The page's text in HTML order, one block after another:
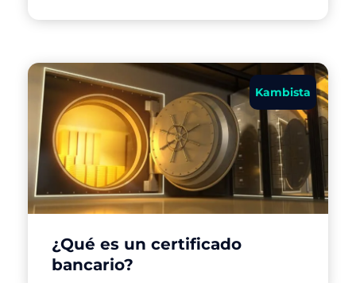
Kambista
¿Qué es un certificado
bancario?